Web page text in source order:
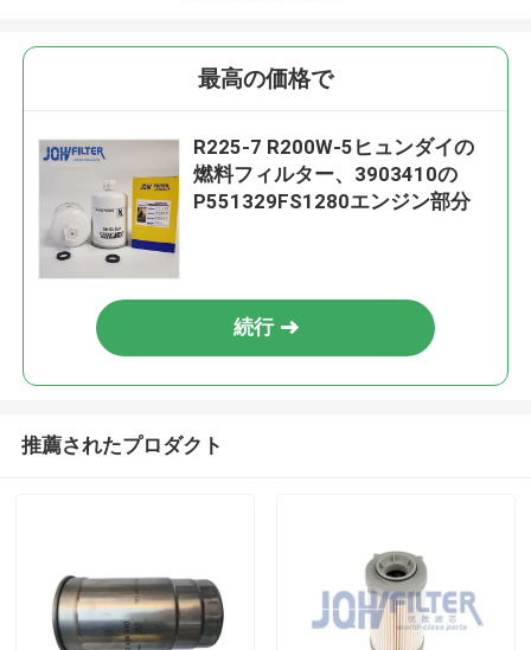
最高の価格で
R225-7 R200W-5ヒュンダイの
燃料フィルター、3903410の
P551329FS1280エンジン部分
続行
推薦されたプロダクト